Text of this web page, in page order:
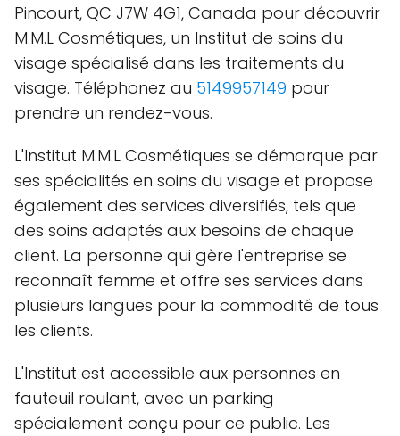
Pincourt, QC J7W 4G1, Canada pour découvrir
M.M.L Cosmétiques, un Institut de soins du
visage spécialisé dans les traitements du
visage. Téléphonez au 5149957149 pour
prendre un rendez-vous.
L'Institut M.M.L Cosmétiques se démarque par
ses spécialités en soins du visage et propose
également des services diversifiés, tels que
des soins adaptés aux besoins de chaque
client. La personne qui gère l'entreprise se
reconnaît femme et offre ses services dans
plusieurs langues pour la commodité de tous
les clients.
L'Institut est accessible aux personnes en
fauteuil roulant, avec un parking
spécialement conçu pour ce public. Les